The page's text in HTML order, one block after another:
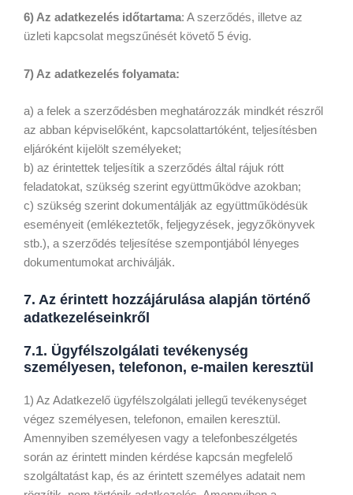
6) Az adatkezelés időtartama: A szerződés, illetve az
üzleti kapcsolat megszűnését követő 5 évig.
7) Az adatkezelés folyamata:
a) a felek a szerződésben meghatározzák mindkét részről
az abban képviselőként, kapcsolattartóként, teljesítésben
eljáróként kĳelölt személyeket;
b) az érintettek teljesítik a szerződés által rájuk rótt
feladatokat, szükség szerint együttműködve azokban;
c) szükség szerint dokumentálják az együttműködésük
eseményeit (emlékeztetők, feljegyzések, jegyzőkönyvek
stb.), a szerződés teljesítése szempontjából lényeges
dokumentumokat archiválják.
7. Az érintett hozzájárulása alapján történő
adatkezeléseinkről
7.1. Ügyfélszolgálati tevékenység
személyesen, telefonon, e-mailen keresztül
1) Az Adatkezelő ügyfélszolgálati jellegű tevékenységet
végez személyesen, telefonon, emailen keresztül.
Amennyiben személyesen vagy a telefonbeszélgetés
során az érintett minden kérdése kapcsán megfelelő
szolgáltatást kap, és az érintett személyes adatait nem